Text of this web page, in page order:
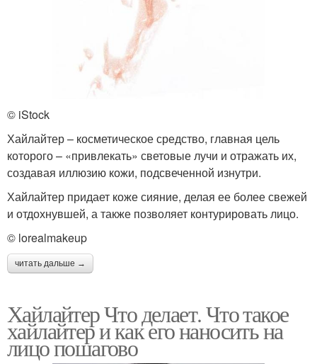
© iStock
Хайлайтер – косметическое средство, главная цель
которого – «привлекать» световые лучи и отражать их,
создавая иллюзию кожи, подсвеченной изнутри.
Хайлайтер придает коже сияние, делая ее более свежей
и отдохнувшей, а также позволяет контурировать лицо.
© lorealmakeup
читать дальше →
Хайлайтер Что делает. Что такое
хайлайтер и как его наносить на
лицо пошагово